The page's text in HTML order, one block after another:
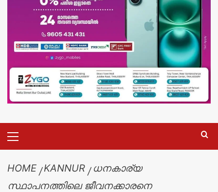
HOME KANNUR
ധനകാര്യ
സ്ഥാപനത്തിലെ ജീവനക്കാരനെ